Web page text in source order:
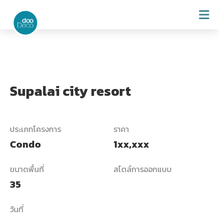
Supalai city resort
ประเภทโครงการ
Condo
ราคา
1xx,xxx
ขนาดพื้นที่
35
สไตล์การออกแบบ
วันที่